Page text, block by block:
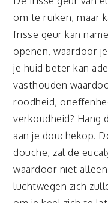
om te ruiken, maar
frisse geur kan
openen, waardoor
je huid beter kan
vasthouden
roodheid,
verkoudheid? Hang
aan je douchekop.
douche, zal de
waardoor niet
luchtwegen zich